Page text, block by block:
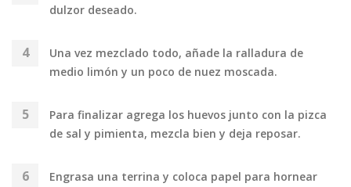
dulzor deseado.
Una vez mezclado todo, añade la ralladura de
medio limón y un poco de nuez moscada.
Para finalizar agrega los huevos junto con la pizca
de sal y pimienta, mezcla bien y deja reposar.
Engrasa una terrina y coloca papel para hornear